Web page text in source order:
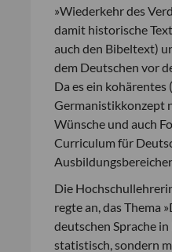
»Wiederkehr des
damit historische
auch den Bibeltext)
dem Deutschen vor
Da es ein kohärentes
Germanistikkonzept
Wünsche und auch
Curriculum für
Die
regte an, das Thema
deutschen Sprache
statistisch, sondern